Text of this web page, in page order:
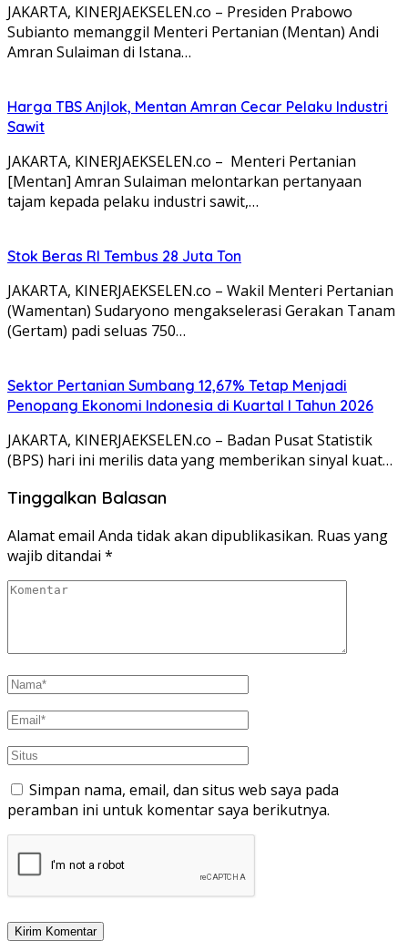
JAKARTA, KINERJAEKSELEN.co – Presiden Prabowo
Subianto memanggil Menteri Pertanian (Mentan) Andi
Amran Sulaiman di Istana…
Harga TBS Anjlok, Mentan Amran Cecar Pelaku Industri
Sawit
JAKARTA, KINERJAEKSELEN.co – Menteri Pertanian
[Mentan] Amran Sulaiman melontarkan pertanyaan
tajam kepada pelaku industri sawit,…
Stok Beras RI Tembus 28 Juta Ton
JAKARTA, KINERJAEKSELEN.co – Wakil Menteri Pertanian
(Wamentan) Sudaryono mengakselerasi Gerakan Tanam
(Gertam) padi seluas 750…
Sektor Pertanian Sumbang 12,67% Tetap Menjadi
Penopang Ekonomi Indonesia di Kuartal I Tahun 2026
JAKARTA, KINERJAEKSELEN.co – Badan Pusat Statistik
(BPS) hari ini merilis data yang memberikan sinyal kuat…
Tinggalkan Balasan
Alamat email Anda tidak akan dipublikasikan. Ruas yang
wajib ditandai *
Simpan nama, email, dan situs web saya pada
peramban ini untuk komentar saya berikutnya.